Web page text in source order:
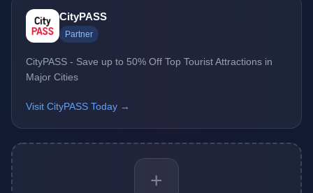
CityPASS
Partner
CityPASS - Save up to 50% Off Top Tourist Attractions in
Major Cities
Visit CityPASS Today →
+